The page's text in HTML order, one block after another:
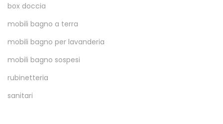
box doccia
mobili bagno a terra
mobili bagno per lavanderia
mobili bagno sospesi
rubinetteria
sanitari